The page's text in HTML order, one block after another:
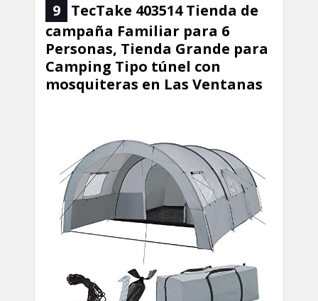
9 TecTake 403514 Tienda de
campaña Familiar para 6
Personas, Tienda Grande para
Camping Tipo túnel con
mosquiteras en Las Ventanas